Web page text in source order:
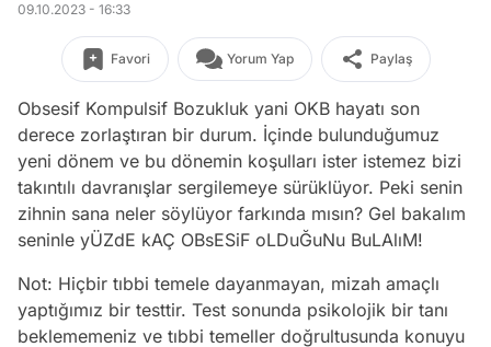
09.10.2023 - 16:33
Favori Yorum Yap Paylaş
Obsesif Kompulsif Bozukluk yani OKB hayatı son
derece zorlaştıran bir durum. İçinde bulunduğumuz
yeni dönem ve bu dönemin koşulları ister istemez bizi
takıntılı davranışlar sergilemeye sürüklüyor. Peki senin
zihnin sana neler söylüyor farkında mısın? Gel bakalım
seninle yÜZdE kAÇ OBsESiF oLDuĞuNu BuLAlıM!
Not: Hiçbir tıbbi temele dayanmayan, mizah amaçlı
yaptığımız bir testtir. Test sonunda psikolojik bir tanı
beklememeniz ve tıbbi temeller doğrultusunda konuyu